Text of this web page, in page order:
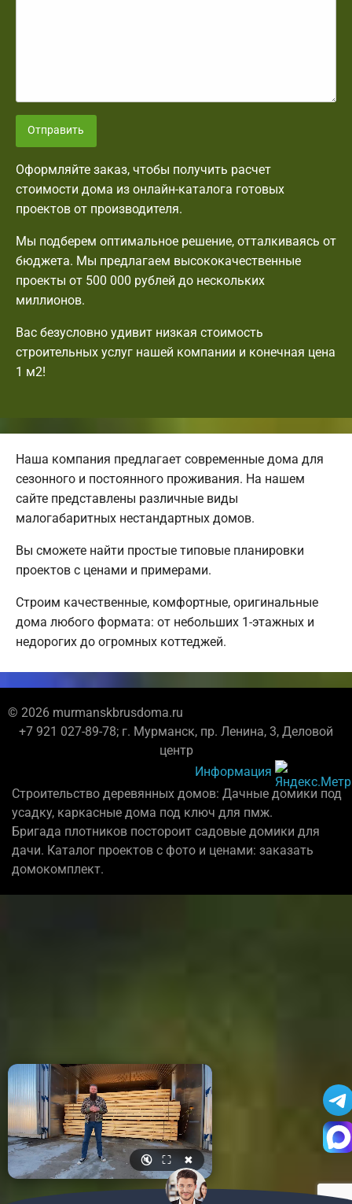
Отправить
Оформляйте заказ, чтобы получить расчет
стоимости дома из онлайн-каталога готовых
проектов от производителя.
Мы подберем оптимальное решение, отталкиваясь от
бюджета. Мы предлагаем высококачественные
проекты от 500 000 рублей до нескольких
миллионов.
Вас безусловно удивит низкая стоимость
строительных услуг нашей компании и конечная цена
1 м2!
Наша компания предлагает современные дома для
сезонного и постоянного проживания. На нашем
сайте представлены различные виды
малогабаритных нестандартных домов.
Вы сможете найти простые типовые планировки
проектов с ценами и примерами.
Строим качественные, комфортные, оригинальные
дома любого формата: от небольших 1-этажных и
недорогих до огромных коттеджей.
© 2026 murmanskbrusdoma.ru
+7 921 027-89-78; г. Мурманск, пр. Ленина, 3, Деловой
центр
Информация
Строительство деревянных домов: Дачные домики под
усадку, каркасные дома под ключ для пмж.
Бригада плотников постороит садовые домики для
дачи. Каталог проектов с фото и ценами: заказать
домокомплект.
🔇 ⛶ ✖